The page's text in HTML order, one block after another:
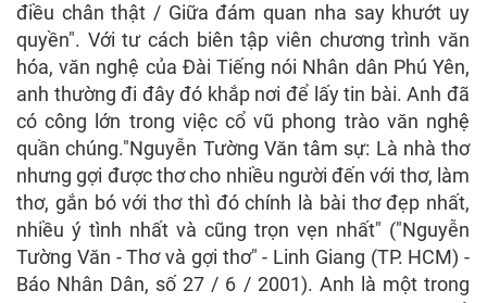
điều chân thật / Giữa đám quan nha say khướt uy
quyền". Với tư cách biên tập viên chương trình văn
hóa, văn nghệ của Đài Tiếng nói Nhân dân Phú Yên,
anh thường đi đây đó khắp nơi để lấy tin bài. Anh đã
có công lớn trong việc cổ vũ phong trào văn nghệ
quần chúng."Nguyễn Tường Văn tâm sự: Là nhà thơ
nhưng gợi được thơ cho nhiều người đến với thơ, làm
thơ, gắn bó với thơ thì đó chính là bài thơ đẹp nhất,
nhiều ý tình nhất và cũng trọn vẹn nhất" ("Nguyễn
Tường Văn - Thơ và gợi thơ" - Linh Giang (TP. HCM) -
Báo Nhân Dân, số 27 / 6 / 2001). Anh là một trong